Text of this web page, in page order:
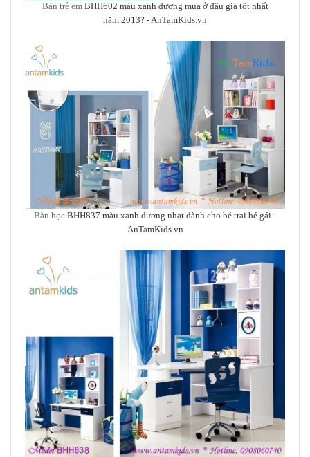
Bàn trẻ emBHH602 màu xanh dương mua ở đâu giá tốt nhất
năm 2013? - AnTamKids.vn
Bàn học BHH837 màu xanh dương nhạt dành cho bé trai bé gái -
AnTamKids.vn